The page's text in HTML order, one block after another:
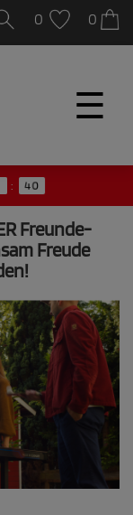
0 0
☰
Freunde-
Freude
: 40